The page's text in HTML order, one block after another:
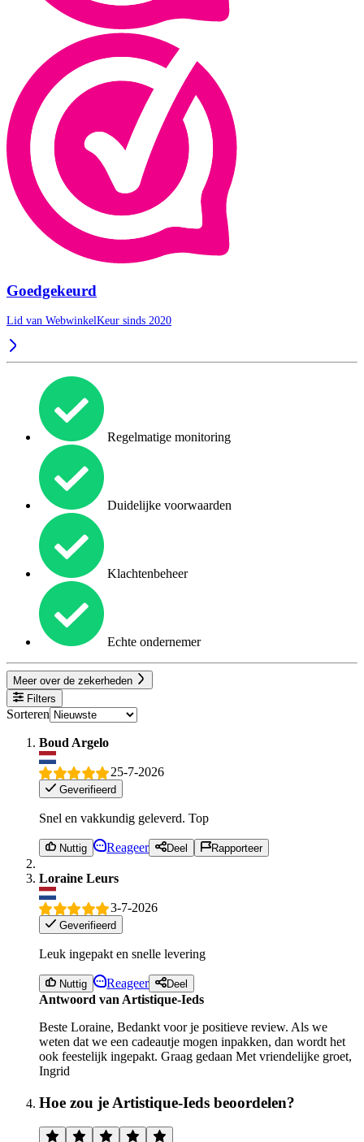
Goedgekeurd
Lid van WebwinkelKeur sinds 2020
Regelmatige monitoring
Duidelijke voorwaarden
Klachtenbeheer
Echte ondernemer
Meer over de zekerheden
Filters
Sorteren
Boud Argelo
25-7-2026
Geverifieerd
Snel en vakkundig geleverd. Top
Nuttig Reageer Deel Rapporteer
Loraine Leurs
3-7-2026
Geverifieerd
Leuk ingepakt en snelle levering
Nuttig Reageer Deel
Antwoord van Artistique-Ieds
Beste Loraine, Bedankt voor je positieve review. Als we
weten dat we een cadeautje mogen inpakken, dan wordt het
ook feestelijk ingepakt. Graag gedaan Met vriendelijke groet,
Ingrid
Hoe zou je Artistique-Ieds beoordelen?